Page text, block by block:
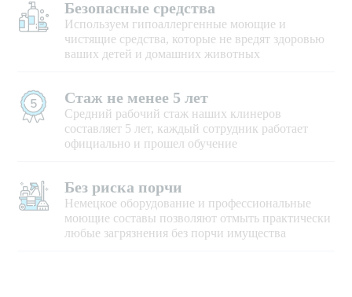
Безопасные средства
Используем гипоаллергенные моющие и
чистящие средства, которые не вредят здоровью
ваших детей и домашних животных
Стаж не менее 5 лет
Средний рабочий стаж наших клинеров
составляет 5 лет, каждый сотрудник работает
официально и прошел обучение
Без риска порчи
Немецкое оборудование и профессиональные
моющие составы позволяют отмыть практически
любые загрязнения без порчи имущества